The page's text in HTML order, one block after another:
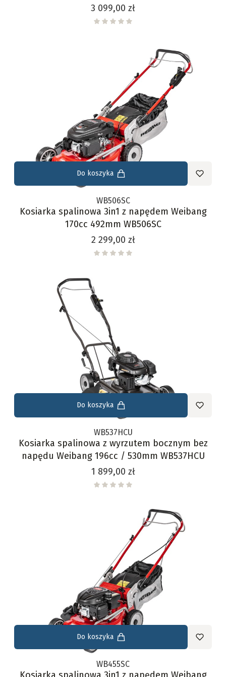
Cena
3 099,00 zł
Do koszyka
WB506SC
Kosiarka spalinowa 3in1 z napędem Weibang
170cc 492mm WB506SC
Cena
2 299,00 zł
Do koszyka
WB537HCU
Kosiarka spalinowa z wyrzutem bocznym bez
napędu Weibang 196cc / 530mm WB537HCU
Cena
1 899,00 zł
Do koszyka
WB455SC